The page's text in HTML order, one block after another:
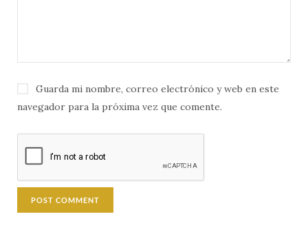
Guarda mi nombre, correo electrónico y web en este
navegador para la próxima vez que comente.